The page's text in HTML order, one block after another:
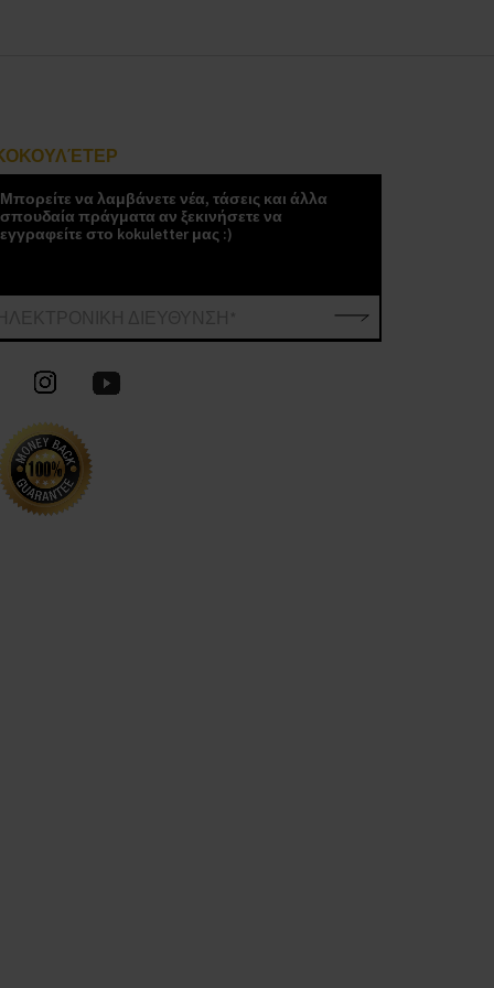
Μπορείτε να λαμβάνετε νέα, τάσεις και άλλα
σπουδαία πράγματα αν ξεκινήσετε να
εγγραφείτε στο kokuletter μας :)